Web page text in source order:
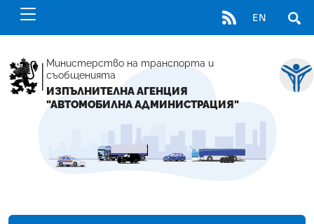
RSS EN
Министерство на транспорта и
съобщенията
ИЗПЪЛНИТЕЛНА АГЕНЦИЯ
"АВТОМОБИЛНА АДМИНИСТРАЦИЯ"